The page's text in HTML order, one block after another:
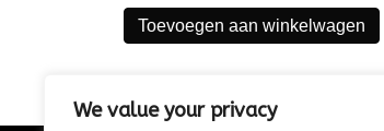
We value your privacy
Toevoegen aan winkelwagen